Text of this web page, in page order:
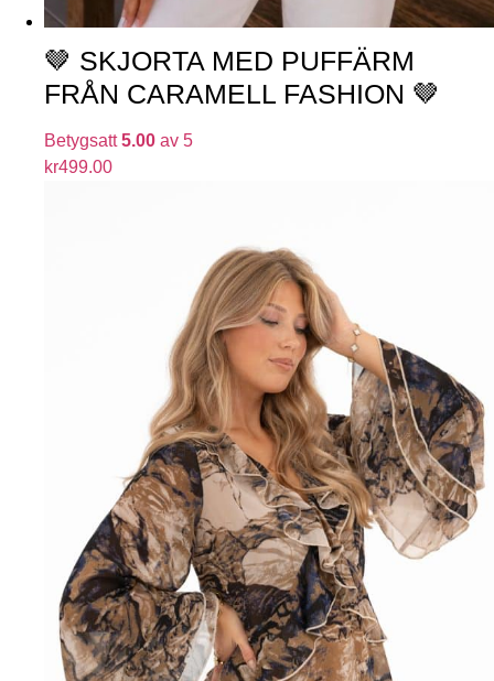
🤎 SKJORTA MED PUFFÄRM
FRÅN CARAMELL FASHION 🤎
Betygsatt5.00 av 5
kr499.00